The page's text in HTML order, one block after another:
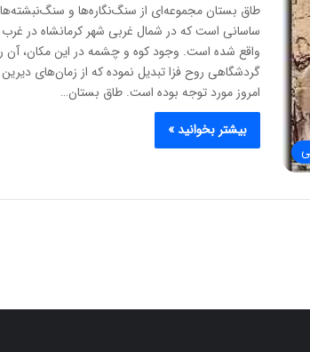
طاق بستان مجموعه‌ای از سنگ‌نگاره‌ها و
ساسانی است که در شمال غربی شهر کرمانشاه در غرب
واقع شده است. وجود کوه و چشمه در این مکان، آن
گردشگاهی روح‌ فزا تبدیل نموده که از زمان‌های دیرین
امروز مورد توجه بوده است. طاق بستان…
بیشتر بخوانید »